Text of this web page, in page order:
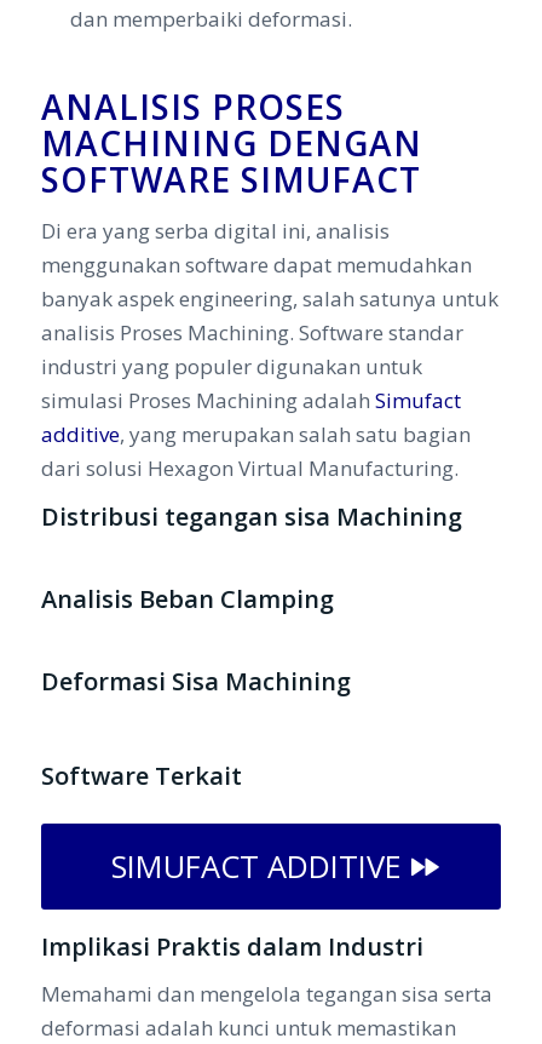
dan memperbaiki deformasi.
ANALISIS PROSES
MACHINING DENGAN
SOFTWARE SIMUFACT
Di era yang serba digital ini, analisis
menggunakan software dapat memudahkan
banyak aspek engineering, salah satunya untuk
analisis Proses Machining. Software standar
industri yang populer digunakan untuk
simulasi Proses Machining adalah Simufact
additive, yang merupakan salah satu bagian
dari solusi Hexagon Virtual Manufacturing.
Distribusi tegangan sisa Machining
Analisis Beban Clamping
Deformasi Sisa Machining
Software Terkait
SIMUFACT ADDITIVE
Implikasi Praktis dalam Industri
Memahami dan mengelola tegangan sisa serta
deformasi adalah kunci untuk memastikan